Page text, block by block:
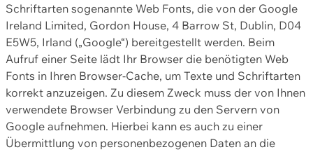
Schriftarten sogenannte Web Fonts, die von der Google
Ireland Limited, Gordon House, 4 Barrow St, Dublin, D04
E5W5, Irland („Google“) bereitgestellt werden. Beim
Aufruf einer Seite lädt Ihr Browser die benötigten Web
Fonts in Ihren Browser-Cache, um Texte und Schriftarten
korrekt anzuzeigen. Zu diesem Zweck muss der von Ihnen
verwendete Browser Verbindung zu den Servern von
Google aufnehmen. Hierbei kann es auch zu einer
Übermittlung von personenbezogenen Daten an die